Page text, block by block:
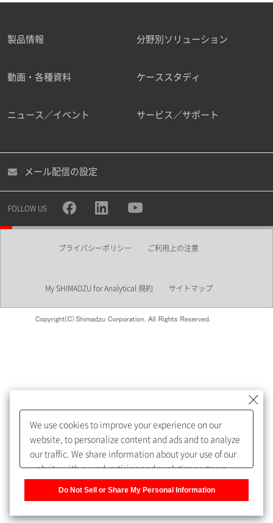
ご勤務先
職種
所属部署
めします。
My SHIMADZU for Analyticalへ登録いただくと、技術情報や
取扱説明書・Webinarなどの閲覧ができます。
うになります。
製品情報 分野別ソリューション
動画・各種資料 ケーススタディ
ニュース／イベント サービス／サポート
メール配信の設定
FOLLOW US
プライバシーポリシー ご利用上の注意
My SHIMADZU for Analytical 規約 サイトマップ
We use cookies to improve your experience on our
website, to personalize content and ads and to analyze
our traffic. We share information about your use of our
website with our advertising and analytics partners,
Do Not Sell or Share My Personal Information